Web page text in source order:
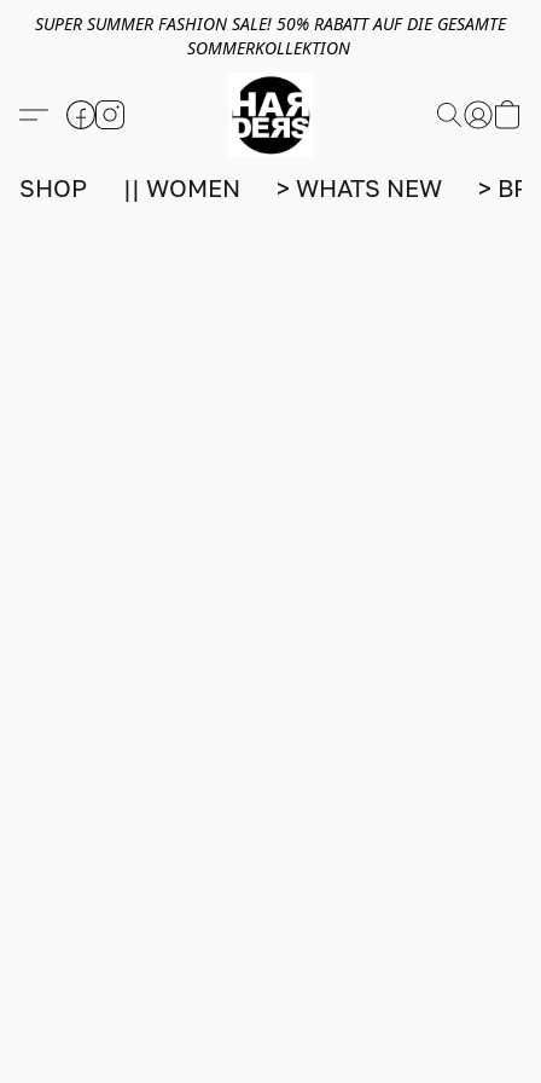
SUPER SUMMER FASHION SALE! 50% RABATT AUF DIE GESAMTE
SOMMERKOLLEKTION
SHOP || WOMEN > WHATS NEW >